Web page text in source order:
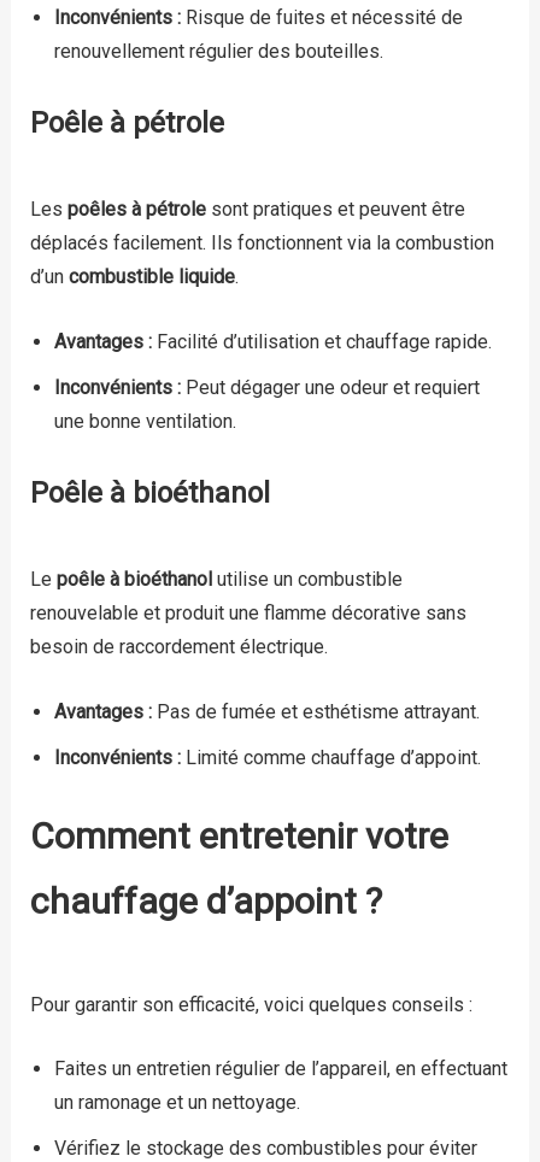
Inconvénients :Risque de fuites et nécessité de
renouvellement régulier des bouteilles.
Poêle à pétrole
Les poêles à pétrolesont pratiques et peuvent être
déplacés facilement. Ils fonctionnent via la combustion
d’un combustible liquide.
Avantages :Facilité d’utilisation et chauffage rapide.
Inconvénients :Peut dégager une odeur et requiert
une bonne ventilation.
Poêle à bioéthanol
Le poêle à bioéthanolutilise un combustible
renouvelable et produit une flamme décorative sans
besoin de raccordement électrique.
Avantages :Pas de fumée et esthétisme attrayant.
Inconvénients :Limité comme chauffage d’appoint.
Comment entretenir votre
chauffage d’appoint ?
Pour garantir son efficacité, voici quelques conseils :
Faites un entretien régulier de l’appareil, en effectuant
un ramonage et un nettoyage.
Vérifiez le stockage des combustibles pour éviter